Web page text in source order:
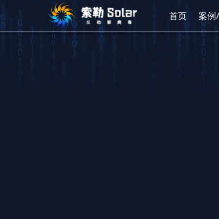
首页 案例